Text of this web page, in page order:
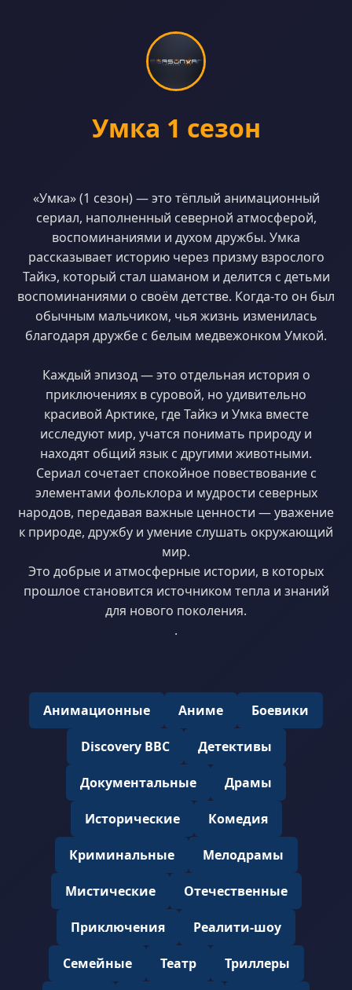
Умка 1 сезон
«Умка» (1 сезон) — это тёплый анимационный
сериал, наполненный северной атмосферой,
воспоминаниями и духом дружбы. Умка
рассказывает историю через призму взрослого
Тайкэ, который стал шаманом и делится с детьми
воспоминаниями о своём детстве. Когда-то он был
обычным мальчиком, чья жизнь изменилась
благодаря дружбе с белым медвежонком Умкой.
Каждый эпизод — это отдельная история о
приключениях в суровой, но удивительно
красивой Арктике, где Тайкэ и Умка вместе
исследуют мир, учатся понимать природу и
находят общий язык с другими животными.
Сериал сочетает спокойное повествование с
элементами фольклора и мудрости северных
народов, передавая важные ценности — уважение
к природе, дружбу и умение слушать окружающий
мир.
Это добрые и атмосферные истории, в которых
прошлое становится источником тепла и знаний
для нового поколения.
.
Анимационные Аниме Боевики
Discovery BBC Детективы
Документальные Драмы
Исторические Комедия
Криминальные Мелодрамы
Мистические Отечественные
Приключения Реалити-шоу
Семейные Театр Триллеры